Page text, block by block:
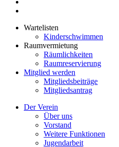
Wartelisten
Kinderschwimmen
Raumvermietung
Räumlichkeiten
Raumreservierung
Mitglied werden
Mitgliedsbeiträge
Mitgliedsantrag
Der Verein
Über uns
Vorstand
Weitere Funktionen
Jugendarbeit